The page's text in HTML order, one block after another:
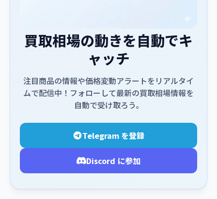
買取相場の動きを自動でキ
ャッチ
注目商品の情報や価格変動アラートをリアルタイ
ムで配信中！フォローして最新の買取相場情報を
自動で受け取ろう。
Telegram を登録
Discord に参加